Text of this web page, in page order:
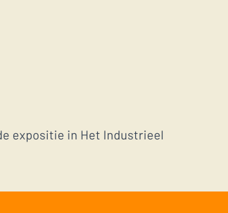
expositie in Het Industrieel